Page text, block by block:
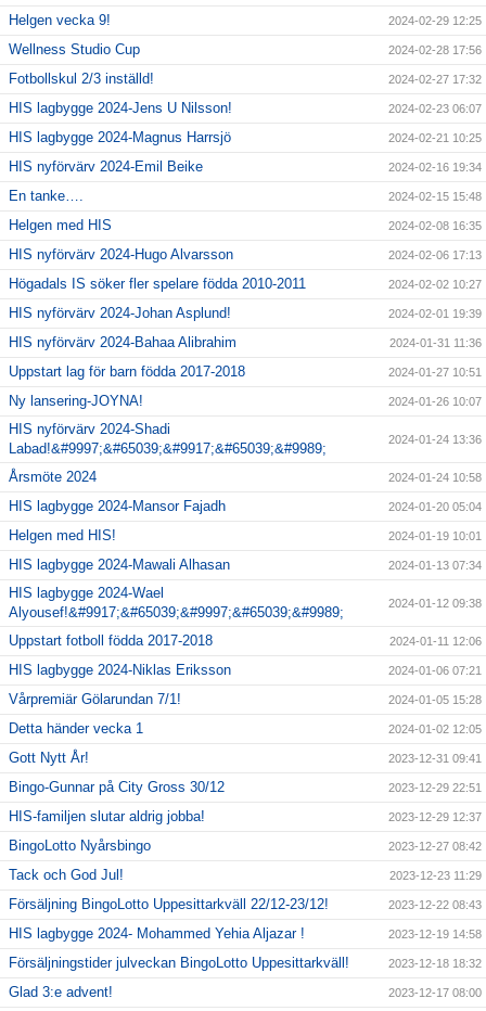
Helgen vecka 9! 2024-02-29 12:25
Wellness Studio Cup 2024-02-28 17:56
Fotbollskul 2/3 inställd! 2024-02-27 17:32
HIS lagbygge 2024-Jens U Nilsson! 2024-02-23 06:07
HIS lagbygge 2024-Magnus Harrsjö 2024-02-21 10:25
HIS nyförvärv 2024-Emil Beike 2024-02-16 19:34
En tanke…. 2024-02-15 15:48
Helgen med HIS 2024-02-08 16:35
HIS nyförvärv 2024-Hugo Alvarsson 2024-02-06 17:13
Högadals IS söker fler spelare födda 2010-2011 2024-02-02 10:27
HIS nyförvärv 2024-Johan Asplund! 2024-02-01 19:39
HIS nyförvärv 2024-Bahaa Alibrahim 2024-01-31 11:36
Uppstart lag för barn födda 2017-2018 2024-01-27 10:51
Ny lansering-JOYNA! 2024-01-26 10:07
HIS nyförvärv 2024-Shadi
Labad!&#9997;&#65039;&#9917;&#65039;&#9989;
2024-01-24 13:36
Årsmöte 2024 2024-01-24 10:58
HIS lagbygge 2024-Mansor Fajadh 2024-01-20 05:04
Helgen med HIS! 2024-01-19 10:01
HIS lagbygge 2024-Mawali Alhasan 2024-01-13 07:34
HIS lagbygge 2024-Wael
Alyousef!&#9917;&#65039;&#9997;&#65039;&#9989;
2024-01-12 09:38
Uppstart fotboll födda 2017-2018 2024-01-11 12:06
HIS lagbygge 2024-Niklas Eriksson 2024-01-06 07:21
Vårpremiär Gölarundan 7/1! 2024-01-05 15:28
Detta händer vecka 1 2024-01-02 12:05
Gott Nytt År! 2023-12-31 09:41
Bingo-Gunnar på City Gross 30/12 2023-12-29 22:51
HIS-familjen slutar aldrig jobba! 2023-12-29 12:37
BingoLotto Nyårsbingo 2023-12-27 08:42
Tack och God Jul! 2023-12-23 11:29
Försäljning BingoLotto Uppesittarkväll 22/12-23/12! 2023-12-22 08:43
HIS lagbygge 2024- Mohammed Yehia Aljazar ! 2023-12-19 14:58
Försäljningstider julveckan BingoLotto Uppesittarkväll! 2023-12-18 18:32
Glad 3:e advent! 2023-12-17 08:00